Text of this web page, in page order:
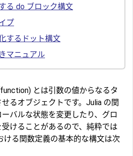
る do ブロック構文
プ
するドット構文
マニュアル
とは引数の値からなるタ
るオブジェクトです。Julia の関
バルな状態を変更したり、グロ
けることがあるので、純粋では
ける関数定義の基本的な構文は次